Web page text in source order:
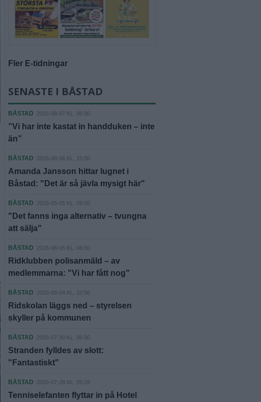
Fler E-tidningar
SENASTE I BÅSTAD
BÅSTAD 2026-08-07 KL. 06:00
”Vi har inte kastat in handduken – inte
än”
BÅSTAD 2026-08-06 KL. 15:00
Amanda Jansson hittar lugnet i
Båstad: "Det är så jävla mysigt här"
BÅSTAD 2026-08-05 KL. 09:00
"Det fanns inga alternativ – tvungna
att sälja"
BÅSTAD 2026-08-05 KL. 06:00
Ridklubben polisanmäld – av
medlemmarna: "Vi har fått nog"
BÅSTAD 2026-08-04 KL. 10:56
Ridskolan läggs ned – styrelsen
skyller på kommunen
BÅSTAD 2026-07-30 KL. 06:00
Stranden fylldes av slott:
"Fantastiskt"
BÅSTAD 2026-07-28 KL. 09:28
Tenniselefanten flyttar in på Hotel